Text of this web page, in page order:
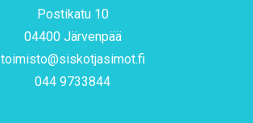
Postikatu 10
04400 Järvenpää
toimisto@siskotjasimot.fi
044 9733844